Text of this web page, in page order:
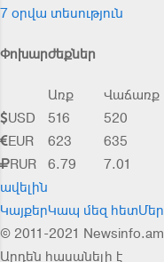
7 օրվա տեսություն
Փոխարժեքներ
Առք
Վաճառք
USD
516
520
EUR
623
635
RUR
6.79
7.01
ավելին
ԿայքերԿապ մեզ հետ
© 2011-2021 Newsinfo.am
Արդեն հասանելի է